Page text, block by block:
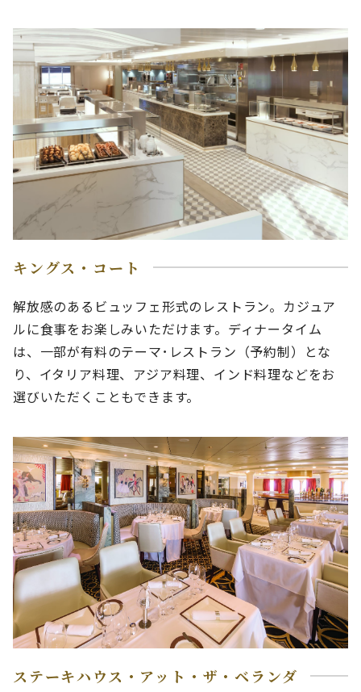
キングス・コート
解放感のあるビュッフェ形式のレストラン。カジュア
ルに食事をお楽しみいただけます。ディナータイム
は、一部が有料のテーマ･レストラン（予約制）とな
り、イタリア料理、アジア料理、インド料理などをお
選びいただくこともできます。
ステーキハウス・アット・ザ・ベランダ